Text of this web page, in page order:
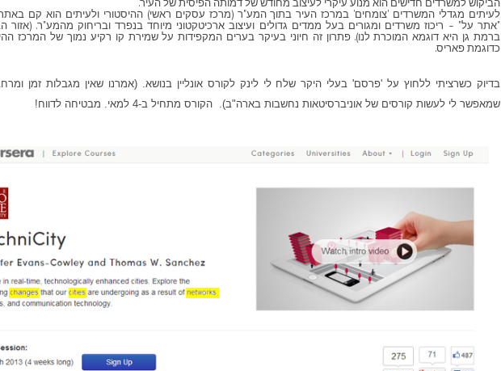
לעיתים מגדלי המשרדים 'צומחים' במרכז העיר בתוך המע"ר (מרכז עסקים ראשי) ההיסטורי ולעיתים הוא קם
"אתר על" – ריכוז משרדים ומגורים בעל ממדים גדולים ועיצוב ארכיטקטוני מיוחד בנפרד ובריחוק מהמע"ר. (אזור
ברמת גן היא דוגמא המוכרת לנו). פתרון זה חיוני בעיקר בערים המקפידות על שמירת קו רקיע נמוך של המרכז
כדוגמת פאריס.
בדיוק כשרציתי ללחוץ על 'פרסם' בעלי היקר שלח לי לינק לקורס אונליין בנושא. (אמרנו שאין מגבלות זמן
שמאפשר לי לעשות קורסים של אוניברסיטאות נחשבות בארה"ב). הקורס מתחיל ב-4 למאי. מבטיחה לדווח!